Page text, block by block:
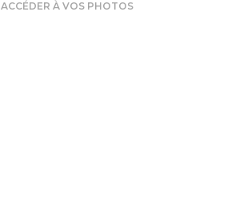
ACCÉDER À VOS PHOTOS